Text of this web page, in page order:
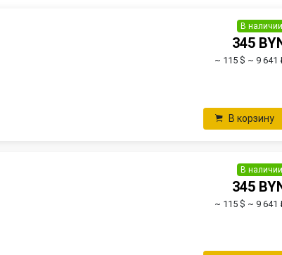
В наличии
345
~ 115 $ ~ 9 641
В корзину
В наличии
345
~ 115 $ ~ 9 641